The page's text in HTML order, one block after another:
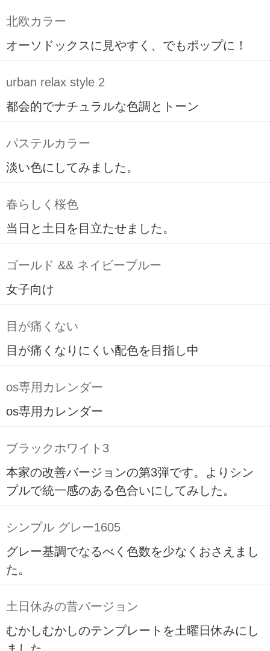
北欧カラー
オーソドックスに見やすく、でもポップに！
urban relax style 2
都会的でナチュラルな色調とトーン
パステルカラー
淡い色にしてみました。
春らしく桜色
当日と土日を目立たせました。
ゴールド && ネイビーブルー
女子向け
目が痛くない
目が痛くなりにくい配色を目指し中
os専用カレンダー
os専用カレンダー
ブラックホワイト3
本家の改善バージョンの第3弾です。よりシン
プルで統一感のある色合いにしてみした。
シンプル グレー1605
グレー基調でなるべく色数を少なくおさえまし
た。
土日休みの昔バージョン
むかしむかしのテンプレートを土曜日休みにし